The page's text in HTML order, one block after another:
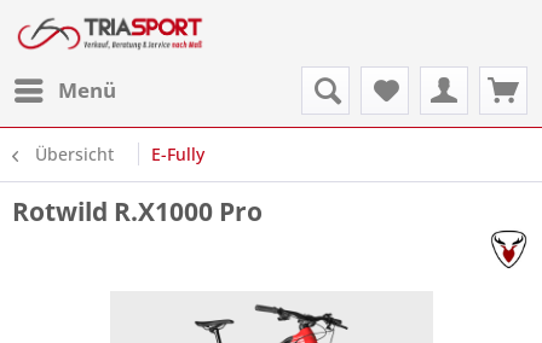
Menü
Übersicht E-Fully
Rotwild R.X1000 Pro